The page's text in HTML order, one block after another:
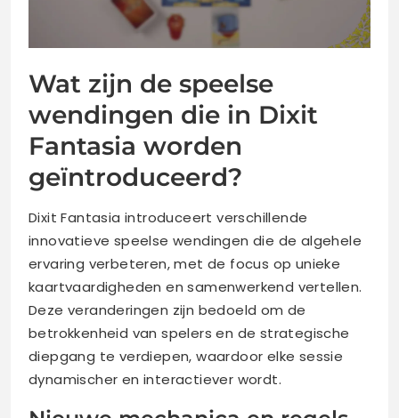
Wat zijn de speelse
wendingen die in Dixit
Fantasia worden
geïntroduceerd?
Dixit Fantasia introduceert verschillende
innovatieve speelse wendingen die de algehele
ervaring verbeteren, met de focus op unieke
kaartvaardigheden en samenwerkend vertellen.
Deze veranderingen zijn bedoeld om de
betrokkenheid van spelers en de strategische
diepgang te verdiepen, waardoor elke sessie
dynamischer en interactiever wordt.